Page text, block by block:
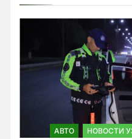
АВТО НОВОСТИ